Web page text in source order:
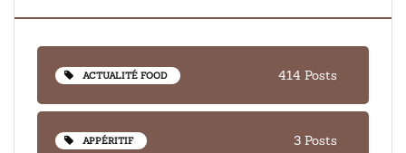
ACTUALITÉ FOOD 414 Posts
APPÉRITIF 3 Posts